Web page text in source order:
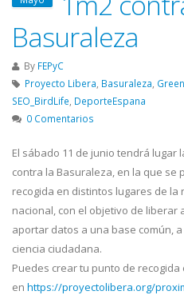
Basuraleza
By FEPyC
Proyecto Libera Basuraleza
SEO_BirdLife DeporteEspana
0 Comentarios
El sábado 11 de junio tendrá lugar
contra la Basuraleza, en la que se
recogida en distintos lugares de
nacional, con el objetivo de liberar
aportar datos a una base común,
ciencia ciudadana.
Puedes crear tu punto de recogida
en https://proyectolibera.org/